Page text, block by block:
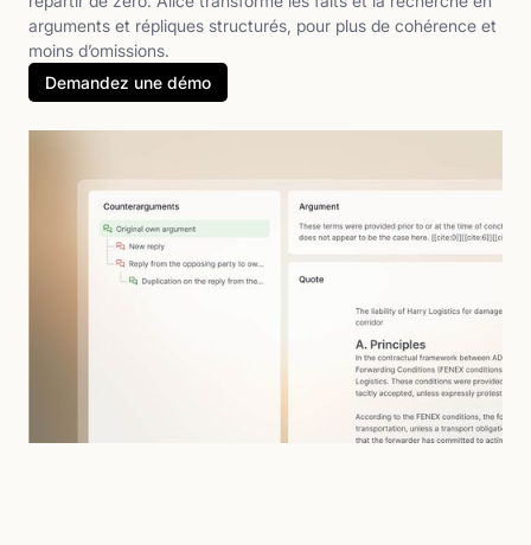
arguments et répliques structurés, pour plus de cohérence et
moins d’omissions.
Demandez une démo